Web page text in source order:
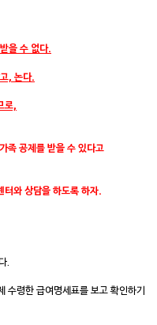
을 수 없다.
, 논다.
로,
족 공제를 받을 수 있다고
터와 상담을 하도록 하자.
.
수령한 급여명세표를 보고 확인하기